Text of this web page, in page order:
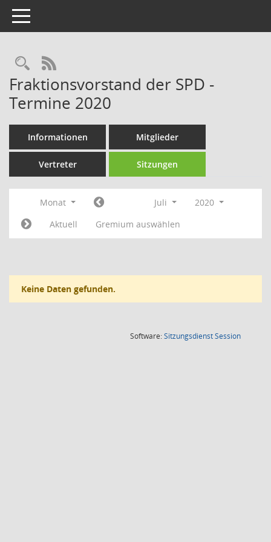
Toggle navigation
Rechercheauswahl
RSS-Feed
Fraktionsvorstand der SPD -
Termine 2020
Informationen Mitglieder
Vertreter Sitzungen
Monat Juli
2020
Aktuell
Gremium auswählen
Keine Daten gefunden.
Software:SitzungsdienstSession(Wird in